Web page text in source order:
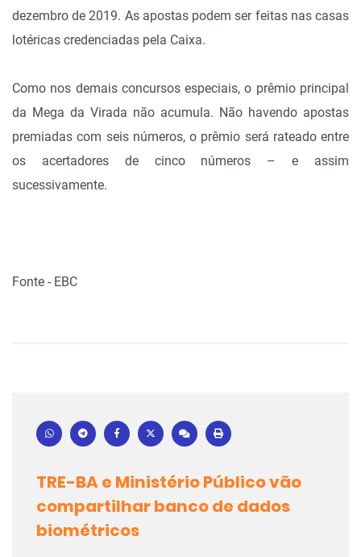
dezembro de 2019. As apostas podem ser feitas nas casas
lotéricas credenciadas pela Caixa.
Como nos demais concursos especiais, o prêmio principal
da Mega da Virada não acumula. Não havendo apostas
premiadas com seis números, o prêmio será rateado entre
os acertadores de cinco números – e assim
sucessivamente.
Fonte - EBC
TRE-BA e Ministério Público vão
compartilhar banco de dados
biométricos